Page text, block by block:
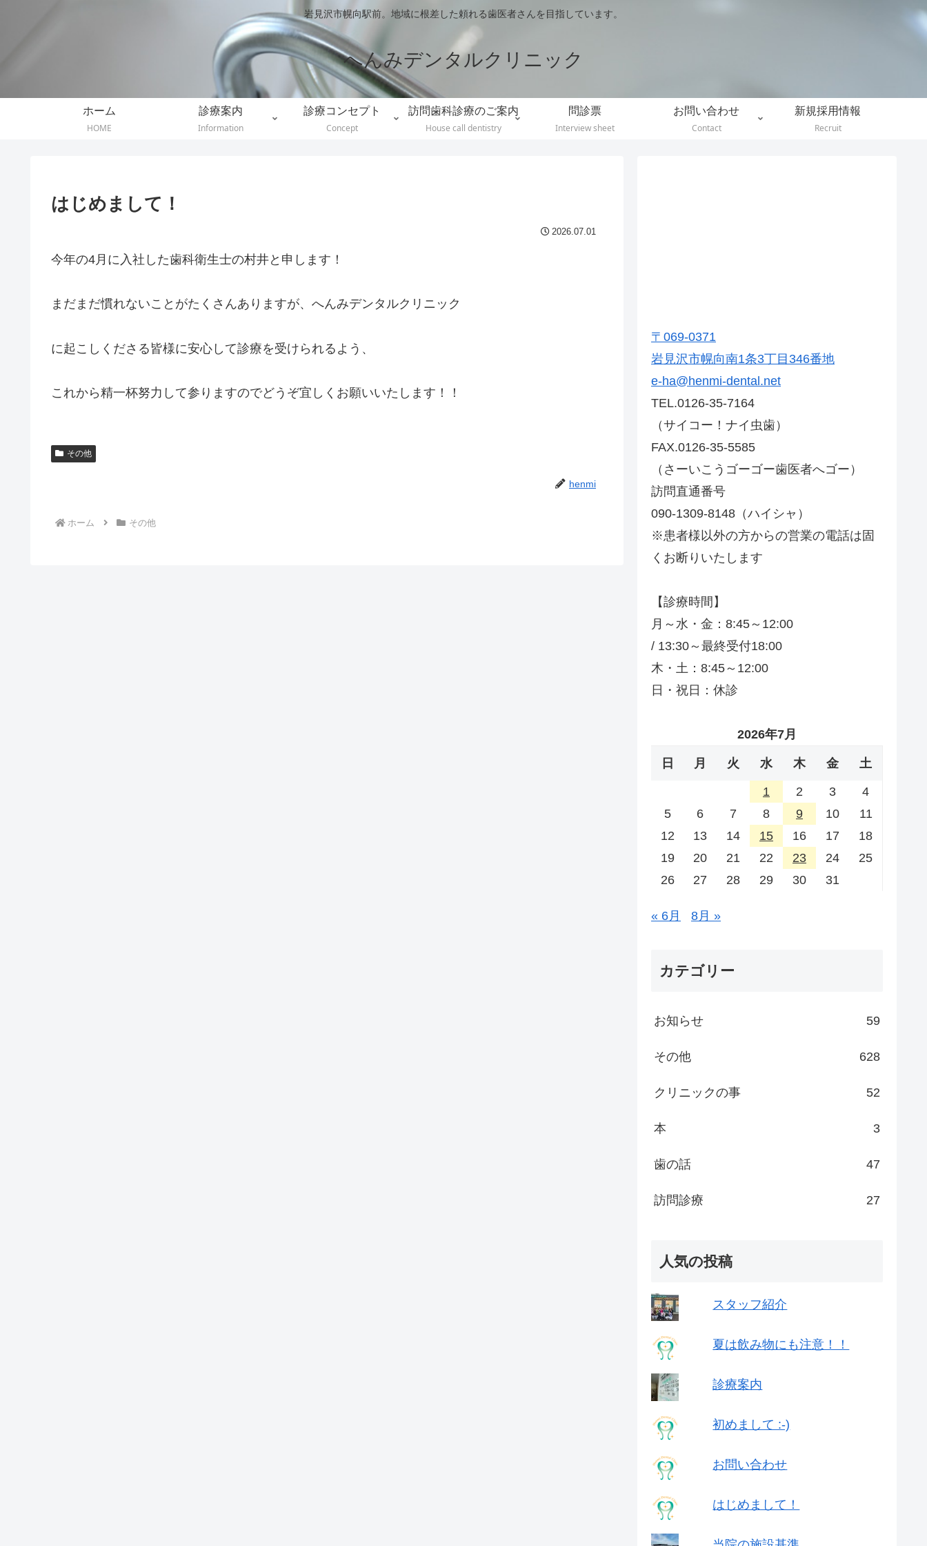
岩見沢市幌向駅前。地域に根差した頼れる歯医者さんを目指しています。
へんみデンタルクリニック
ホーム
HOME
診療案内
Information
診療コンセプト
Concept
訪問歯科診療のご案内
House call dentistry
問診票
Interview sheet
お問い合わせ
Contact
新規採用情報
Recruit
はじめまして！
2026.07.01
今年の4月に入社した歯科衛生士の村井と申します！
まだまだ慣れないことがたくさんありますが、へんみデンタルクリニック
に起こしくださる皆様に安心して診療を受けられるよう、
これから精一杯努力して参りますのでどうぞ宜しくお願いいたします！！
その他
henmi
ホーム その他
〒069-0371
岩見沢市幌向南1条3丁目346番地
e-ha@henmi-dental.net
TEL.0126-35-7164
（サイコー！ナイ虫歯）
FAX.0126-35-5585
（さーいこうゴーゴー歯医者へゴー）
訪問直通番号
090-1309-8148（ハイシャ）
※患者様以外の方からの営業の電話は固
くお断りいたします
【診療時間】
月～水・金：8:45～12:00
/ 13:30～最終受付18:00
木・土：8:45～12:00
日・祝日：休診
2026年7月
日 月 火 水 木 金 土
1 2 3
4
5
6 7 8 9 10
11
12
13 14 15 16 17
18
19
20 21 22 23 24
25
26
27 28 29 30 31
« 6月 8月 »
カテゴリー
お知らせ 59
その他 628
クリニックの事 52
本 3
歯の話 47
訪問診療 27
人気の投稿
スタッフ紹介
夏は飲み物にも注意！！
診療案内
初めまして :-)
お問い合わせ
はじめまして！